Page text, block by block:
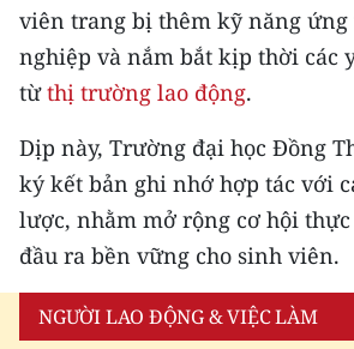
Duyên hải Nam Trung Bộ và Tây
Nguyên
Đông Nam Bộ
Đồng bằng sông Cửu Long
Chuyên trang Hà Nội
Chuyên trang TP. Hồ Chí Minh
CHUYÊN ĐỀ
viên trang bị thêm kỹ năng ứng
nghiệp và nắm bắt kịp thời các
từthị trường lao động.
Dịp này, Trường đại học Đồng
ký kết bản ghi nhớ hợp tác với
lược, nhằm mở rộng cơ hội
đầu ra bền vững cho sinh viên.
NGƯỜI LAO ĐỘNG & VIỆC LÀM